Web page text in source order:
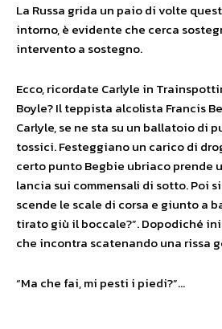
La Russa grida un paio di volte
intorno, è evidente che cerca
intervento a sostegno.
Ecco, ricordate Carlyle in
Boyle? Il teppista alcolista Francis
Carlyle, se ne sta su un ballatoio di
tossici. Festeggiano un carico di
certo punto Begbie ubriaco prende
lancia sui commensali di sotto. Poi
scende le scale di corsa e giunto a
tirato giù il boccale?”. Dopodiché
che incontra scatenando una rissa
“Ma che fai, mi pesti i piedi?”…